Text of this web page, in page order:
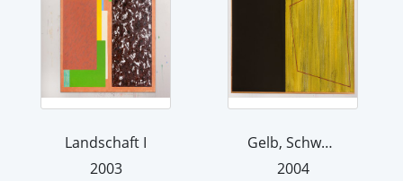
Landschaft I
2003
Gelb, Schwarz und Raum
2004